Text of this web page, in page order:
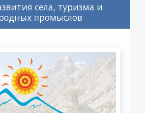
села, туризма и
промыслов